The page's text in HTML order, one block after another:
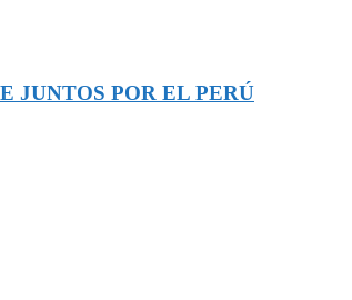
JUNTOS POR EL PERÚ